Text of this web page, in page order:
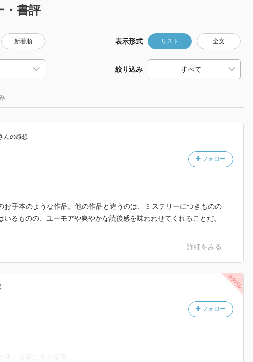
・書評
新着順 表示形式 リスト 全文
絞り込み
んの感想
フォロー
お手本のような作品。他の作品と違うのは、ミステリーにつきものの
いるものの、ユーモアや爽やかな読後感を味わわせてくれることだ。
詳細をみる
フォロー